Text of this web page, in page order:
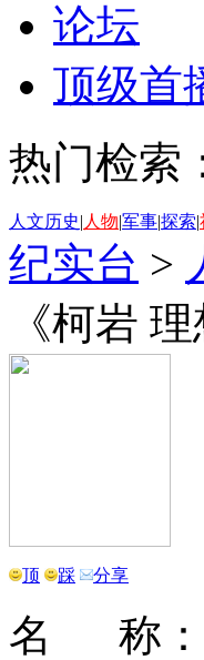
论坛
顶级首
热门检索
人文历史| 人物|军事|探索|
纪实台 >
《柯岩
顶 踩 分享
名 称：